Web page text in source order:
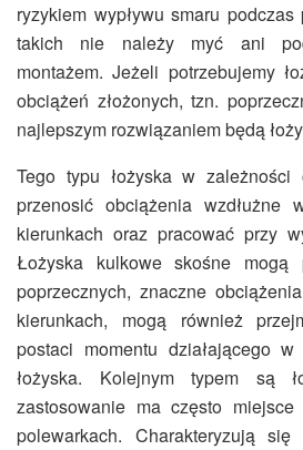
ryzykiem wypływu smaru
takich nie należy myć ani
montażem. Jeżeli potrzebujemy
obciążeń złożonych, tzn.
najlepszym rozwiązaniem będą
Tego typu łożyska w
przenosić obciążenia
kierunkach oraz pracować przy
Łożyska kulkowe skośne mogą
poprzecznych, znaczne
kierunkach, mogą również
postaci momentu działającego w
łożyska. Kolejnym typem są
zastosowanie ma często
polewarkach. Charakteryzują